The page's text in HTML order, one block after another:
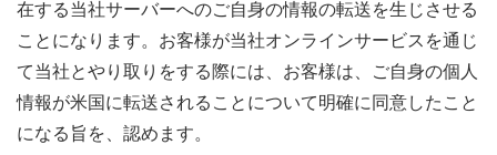
在する当社サーバーへのご自身の情報の転送を生じさせる
ことになります。お客様が当社オンラインサービスを通じ
て当社とやり取りをする際には、お客様は、ご自身の個人
情報が米国に転送されることについて明確に同意したこと
になる旨を、認めます。